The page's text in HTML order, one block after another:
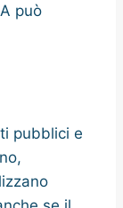
può
pubblici e